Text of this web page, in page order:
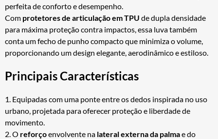
perfeita de conforto e desempenho.
Com protetores de articulação em TPU de dupla densidade
para máxima proteção contra impactos, essa luva também
conta um fecho de punho compacto que minimiza o volume,
proporcionando um design elegante, aerodinâmico e estiloso.
Principais Características
1. Equipadas com uma ponte entre os dedos inspirada no uso
urbano, projetada para oferecer proteção e liberdade de
movimento.
2. O reforçoenvolvente na lateral externa da palmae do